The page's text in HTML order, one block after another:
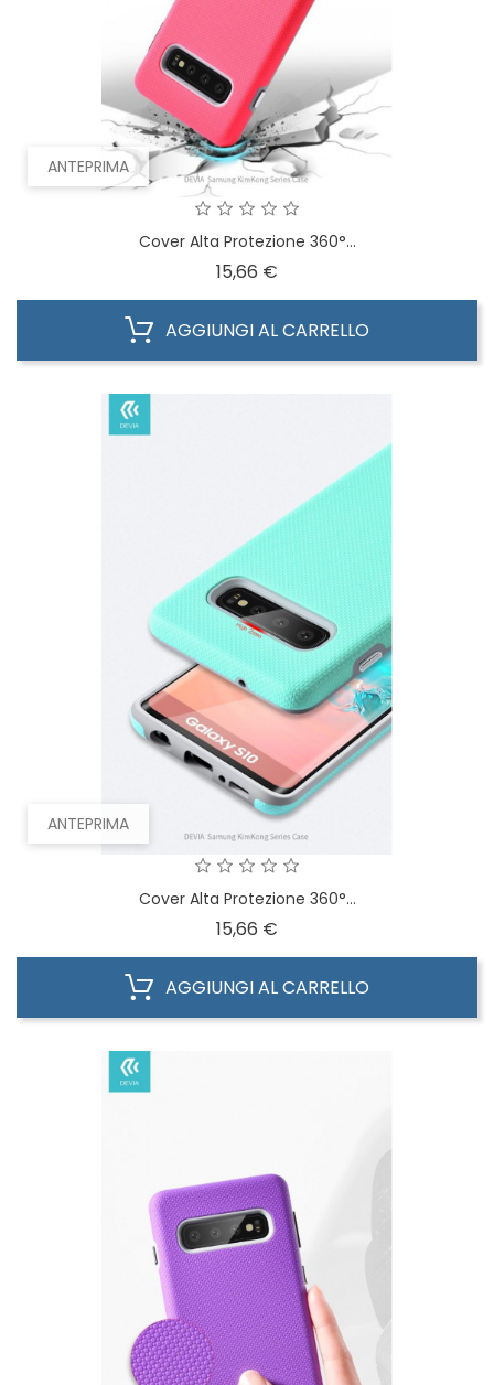
ANTEPRIMA
Cover Alta Protezione 360°...
15,66 €
AGGIUNGI AL CARRELLO
ANTEPRIMA
Cover Alta Protezione 360°...
15,66 €
AGGIUNGI AL CARRELLO